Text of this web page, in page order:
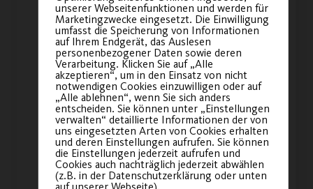
You’ve got to move it !
Bewegungsangebot für Kinder und
Jugendliche mit Übergewicht
unserer Webseitenfunktionen und werden für
Marketingzwecke eingesetzt. Die Einwilligung
umfasst die Speicherung von Informationen
auf Ihrem Endgerät, das Auslesen
personenbezogener Daten sowie deren
Verarbeitung. Klicken Sie auf „Alle
akzeptieren“, um in den Einsatz von nicht
notwendigen Cookies einzuwilligen oder auf
„Alle ablehnen“, wenn Sie sich anders
entscheiden. Sie können unter „Einstellungen
verwalten“ detaillierte Informationen der von
uns eingesetzten Arten von Cookies erhalten
und deren Einstellungen aufrufen. Sie können
die Einstellungen jederzeit aufrufen und
Cookies auch nachträglich jederzeit abwählen
(z.B. in der Datenschutzerklärung oder unten
auf unserer Webseite).
Sichere dir
dein Ticket für
unsere
Jubiläumsfeier!
Sei am am21. November
2026dabei und feiere